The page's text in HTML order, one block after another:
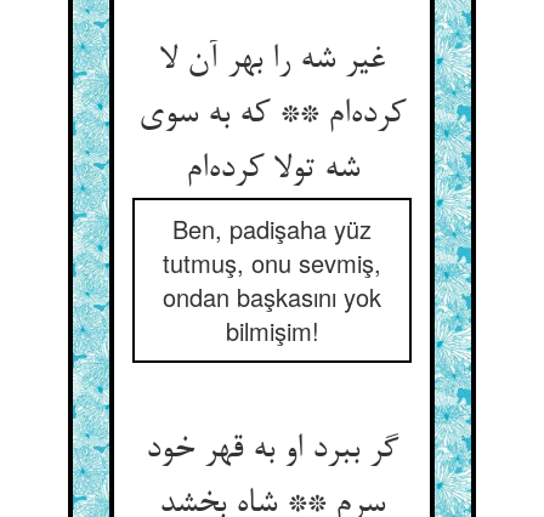
غیر شه را بهر آن لا
کرده‌ام ** که به سوی
شه تولا کرده‌ام
Ben, padişaha yüz
tutmuş, onu sevmiş,
ondan başkasını yok
bilmişim!
گر ببرد او به قهر خود
سرم ** شاه بخشد